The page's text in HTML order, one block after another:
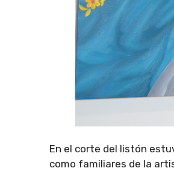
En el corte del listón
como familiares de la